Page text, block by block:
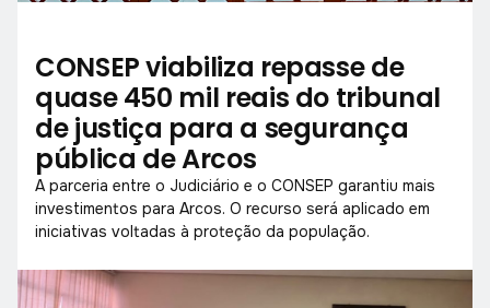
CONSEP viabiliza repasse de
quase 450 mil reais do tribunal
de justiça para a segurança
pública de Arcos
A parceria entre o Judiciário e o CONSEP garantiu mais
investimentos para Arcos. O recurso será aplicado em
iniciativas voltadas à proteção da população.